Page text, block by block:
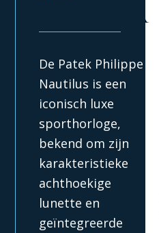
De Patek Philippe
Nautilus is een
iconisch luxe
sporthorloge,
bekend om zijn
karakteristieke
achthoekige
lunette en
geïntegreerde